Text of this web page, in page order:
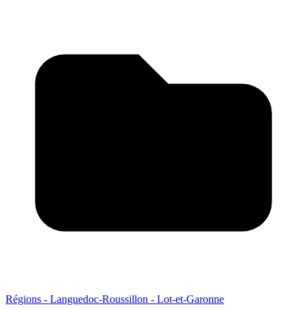
Régions - Languedoc-Roussillon - Lot-et-Garonne